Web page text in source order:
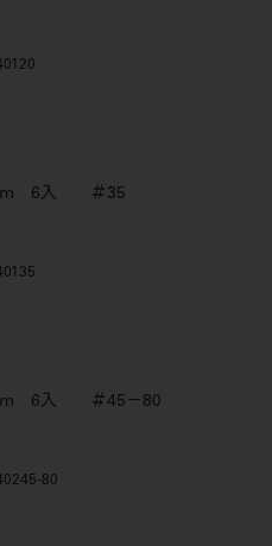
6入 ＃35
6入 ＃45－80
80